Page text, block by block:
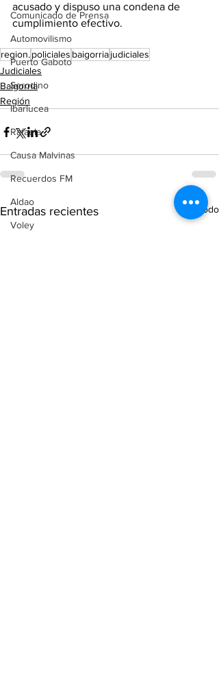
Comunicado de Prensa
Automovilismo
Puerto Gaboto
Serodino
Ibarlucea
Rafaela
Causa Malvinas
Recuerdos FM
Aldao
Voley
acusado y dispuso una condena de
cumplimiento efectivo.
region.policiales baigorriajudiciales
Judiciales
Baigorria
Región
Entradas recientes Ver todo